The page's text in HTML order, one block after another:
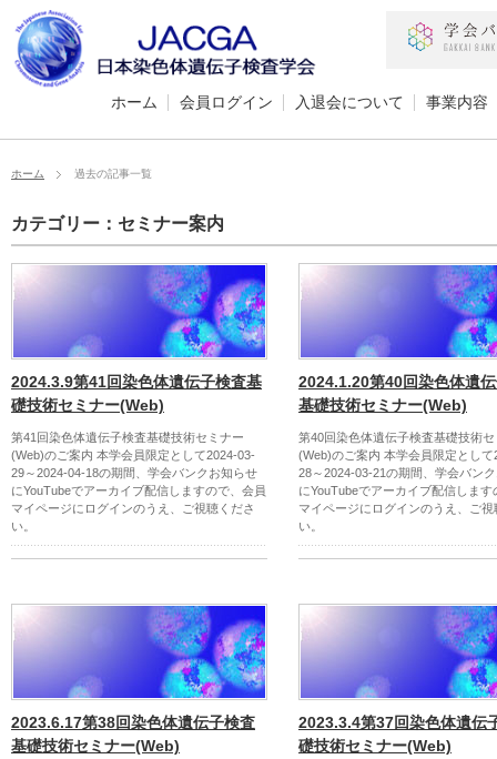
ホーム 会員ログイン 入退会について 事業内容
ホーム 過去の記事一覧
カテゴリー：セミナー案内
2024.3.9第41回染色体遺伝子検査基
礎技術セミナー(Web)
第41回染色体遺伝子検査基礎技術セミナー
(Web)のご案内 本学会員限定として2024-03-
29～2024-04-18の期間、学会バンクお知らせ
にYouTubeでアーカイブ配信しますので、会員
マイページにログインのうえ、ご視聴くださ
い。
2024.1.20第40回染色体遺
基礎技術セミナー(Web)
第40回染色体遺伝子検査基礎技術
(Web)のご案内 本学会員限定として
28～2024-03-21の期間、学会バン
にYouTubeでアーカイブ配信します
マイページにログインのうえ、ご視
い。
2023.6.17第38回染色体遺伝子検査
基礎技術セミナー(Web)
2023.3.4第37回染色体遺伝
礎技術セミナー(Web)